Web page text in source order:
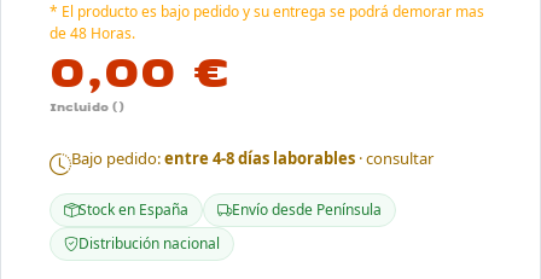
* El producto es bajo pedido y su entrega se podrá demorar mas
de 48 Horas.
0,00 €
Incluido ()
Bajo pedido:entre 4-8 días laborables · consultar
Stock en España
Envío desde Península
Distribución nacional